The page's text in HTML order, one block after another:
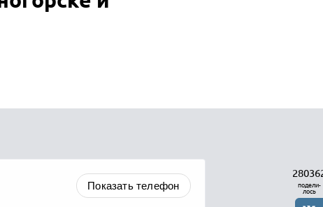
Показать телефон
подели-
лось